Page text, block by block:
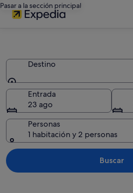
Pasar a la sección principal
Destino
Destino
Entrada
23 ago
Personas
1 habitación y 2 personas
Buscar